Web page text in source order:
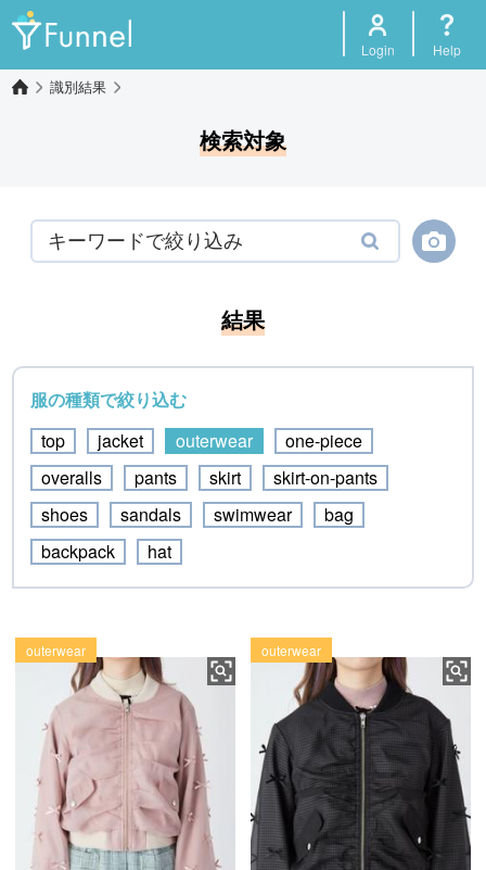
Login Help
識別結果
検索対象
結果
服の種類で絞り込む
top jacket outerwear
one-piece
overalls
pants skirt
skirt-on-pants
shoes
sandals swimwear
bag
backpack
hat
outerwear outerwear